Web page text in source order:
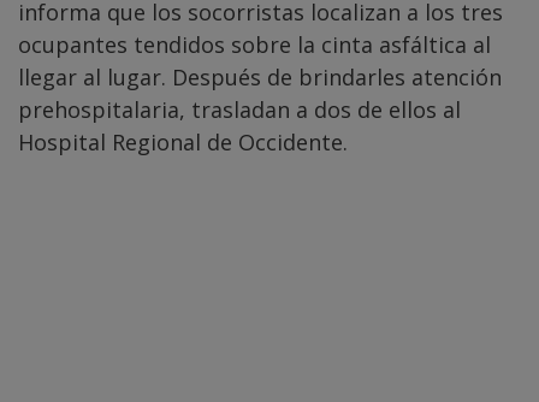
informa que los socorristas localizan a los tres
ocupantes tendidos sobre la cinta asfáltica al
llegar al lugar. Después de brindarles atención
prehospitalaria, trasladan a dos de ellos al
Hospital Regional de Occidente.